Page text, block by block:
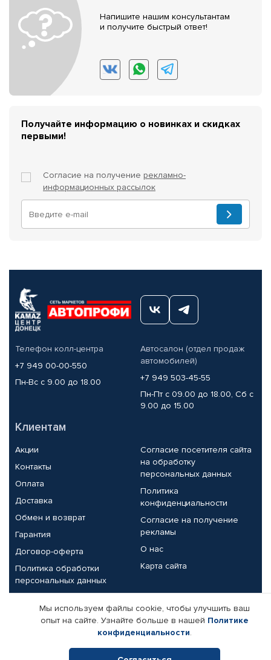
Напишите нашим консультантам
и получите быстрый ответ!
Получайте информацию о новинках и скидках
первыми!
Согласие на получение рекламно-
информационных рассылок
Телефон колл-центра
+7 949 00-00-550
Пн-Вс с 9.00 до 18.00
Автосалон (отдел продаж
автомобилей)
+7 949 503-45-55
Пн-Пт с 09.00 до 18.00, Сб с
9.00 до 15.00
Клиентам
Акции
Контакты
Оплата
Доставка
Обмен и возврат
Гарантия
Договор-оферта
Политика обработки
персональных данных
Согласие посетителя сайта
на обработку
персональных данных
Политика
конфиденциальности
Согласие на получение
рекламы
О нас
Карта сайта
Партнерам
Корпоративным клиентам
Поставщикам
Реквизиты компании
Мы используем файлы cookie, чтобы улучшить ваш
опыт на сайте. Узнайте больше в нашей Политике
конфиденциальности.